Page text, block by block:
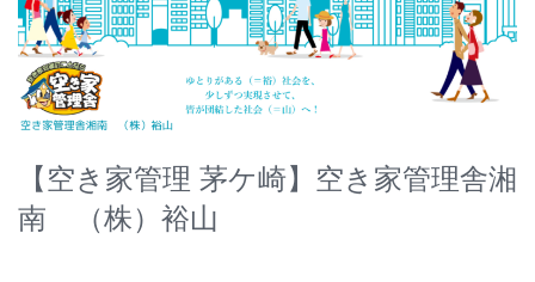
【空き家管理 茅ケ崎】空き家管理舎湘
南 （株）裕山